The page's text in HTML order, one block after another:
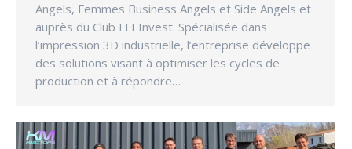
Angels, Femmes Business Angels et Side Angels et
auprès du Club FFI Invest. Spécialisée dans
l’impression 3D industrielle, l’entreprise développe
des solutions visant à optimiser les cycles de
production et à répondre…